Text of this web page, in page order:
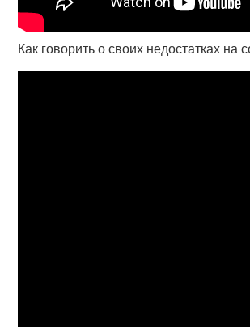
Как говорить о своих недостатках на